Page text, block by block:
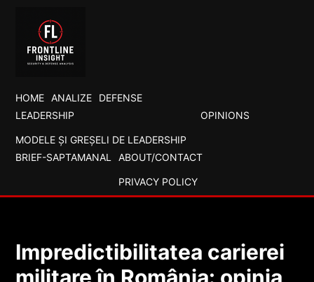
HOME ANALIZE
DEFENSE
LEADERSHIP
MODELE ȘI GREȘELI DE LEADERSHIP
OPINIONS
BRIEF-SAPTAMANAL ABOUT/CONTACT
PRIVACY POLICY
Impredictibilitatea carierei